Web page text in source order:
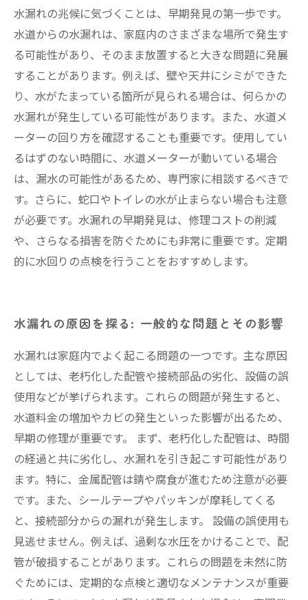
水漏れの兆候に気づくことは、早期発見の第一歩です。
水道からの水漏れは、家庭内のさまざまな場所で発生す
る可能性があり、そのまま放置すると大きな問題に発展
することがあります。例えば、壁や天井にシミができた
り、水がたまっている箇所が見られる場合は、何らかの
水漏れが発生している可能性があります。また、水道メ
ーターの回り方を確認することも重要です。使用してい
るはずのない時間に、水道メーターが動いている場合
は、漏水の可能性があるため、専門家に相談するべきで
す。さらに、蛇口やトイレの水が止まらない場合も注意
が必要です。水漏れの早期発見は、修理コストの削減
や、さらなる損害を防ぐためにも非常に重要です。定期
的に水回りの点検を行うことをおすすめします。
水漏れの原因を探る: 一般的な問題とその影響
水漏れは家庭内でよく起こる問題の一つです。主な原因
としては、老朽化した配管や接続部品の劣化、設備の誤
使用などが挙げられます。これらの問題が発生すると、
水道料金の増加やカビの発生といった影響が出るため、
早期の修理が重要です。 まず、老朽化した配管は、時間
の経過と共に劣化し、水漏れを引き起こす可能性があり
ます。特に、金属配管は錆や腐食が進むため注意が必要
です。また、シールテープやパッキンが摩耗してくる
と、接続部分からの漏れが発生します。 設備の誤使用も
見逃せません。例えば、過剰な水圧をかけることで、配
管が破損することがあります。これらの問題を未然に防
ぐためには、定期的な点検と適切なメンテナンスが重要